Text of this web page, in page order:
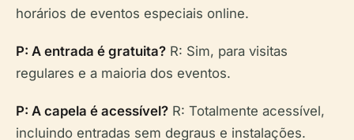
horários de eventos especiais online.
P: A entrada é gratuita? R: Sim, para visitas
regulares e a maioria dos eventos.
P: A capela é acessível? R: Totalmente acessível,
incluindo entradas sem degraus e instalações.